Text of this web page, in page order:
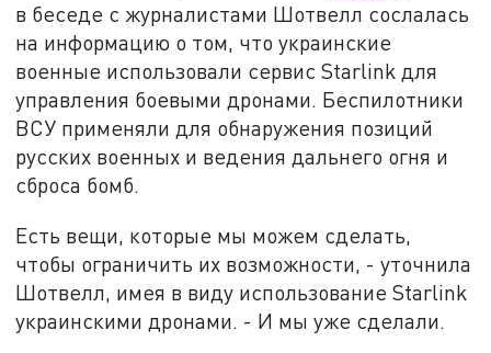
в беседе с журналистами Шотвелл сослалась
на информацию о том, что украинские
военные использовали сервис Starlink для
управления боевыми дронами. Беспилотники
ВСУ применяли для обнаружения позиций
русских военных и ведения дальнего огня и
сброса бомб.
Есть вещи, которые мы можем сделать,
чтобы ограничить их возможности, - уточнила
Шотвелл, имея в виду использование Starlink
украинскими дронами. - И мы уже сделали.